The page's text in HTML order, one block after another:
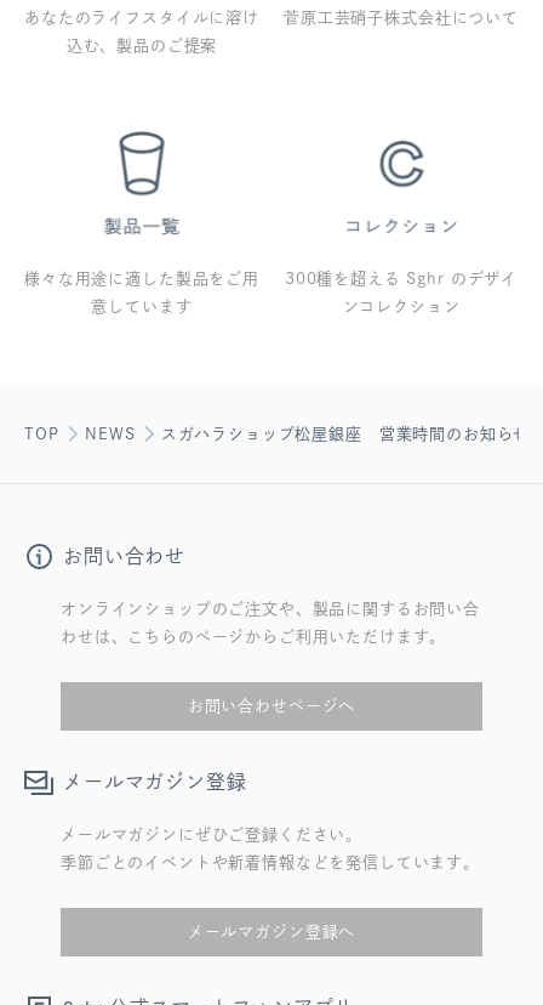
あなたのライフスタイルに溶け
込む、製品のご提案
菅原工芸硝子株式会社について
様々な用途に適した製品をご用
意しています
300種を超える Sghr のデザイ
ンコレクション
TOP NEWS スガハラショップ松屋銀座 営業時間のお知らせ
お問い合わせ
オンラインショップのご注文や、製品に関するお問い合
わせは、こちらのページからご利用いただけます。
お問い合わせページへ
メールマガジン登録
メールマガジンにぜひご登録ください。
季節ごとのイベントや新着情報などを発信しています。
メールマガジン登録へ